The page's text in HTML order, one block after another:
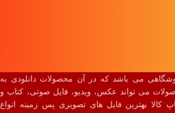
می باشد که در آن محصولات دانلودی به
می تواند عکس، ویدیو، فایل صوتی، کتاب و
کالا بهترین فایل های تصویری پس زمینه انواع